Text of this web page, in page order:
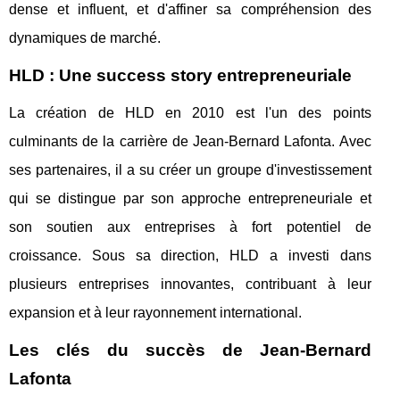
dense et influent, et d'affiner sa compréhension des
dynamiques de marché.
HLD : Une success story entrepreneuriale
La création de HLD en 2010 est l'un des points
culminants de la carrière de Jean-Bernard Lafonta. Avec
ses partenaires, il a su créer un groupe d'investissement
qui se distingue par son approche entrepreneuriale et
son soutien aux entreprises à fort potentiel de
croissance. Sous sa direction, HLD a investi dans
plusieurs entreprises innovantes, contribuant à leur
expansion et à leur rayonnement international.
Les clés du succès de Jean-Bernard
Lafonta